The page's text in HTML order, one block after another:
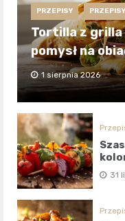
PRZEPISY
Tortilla z
pomysł na
1 sierpnia 2026
31